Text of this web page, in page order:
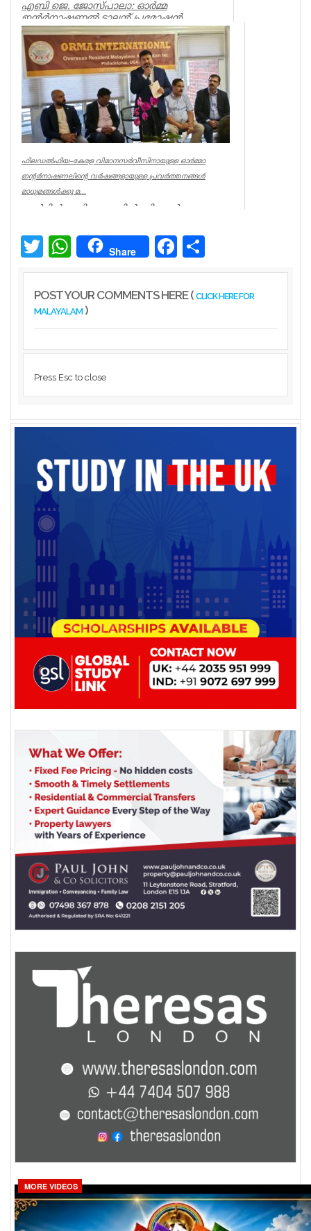
എബി ജെ. ജോസ്പാലാ: ഓർമ്മ
ഇന്റർനാഷണൽ ടാലന്റ് പ്രമോഷൻ
ഫോറത്തിൻ്റെ നേതൃത്വത്തിൽ ആഗസ്റ്റ് 15 ന്
ആരംഭിച്...
Associations
ഫിലഡൽഫിയ–കേരള വിമാനസർവീസിനായുള്ള ഓർമ്മാ
ഇന്റർനാഷണലിന്റെ വർഷങ്ങളായുള്ള പ്രവർത്തനങ്ങൾ
മാധ്യമങ്ങൾക്കു മ...
മെർളിൻ മേരി അഗസ്റ്റിൻ, പി.ആർ.ഒ
വിമാനത്താവളത്തിൽ (PHL) നിന്ന് ദോഹ...
World
Twitter WhatsAppShare Facebook
POST YOUR COMMENTS HERE ( CLICK HERE FOR
MALAYALAM)
Press Esc to close
MORE VIDEOS